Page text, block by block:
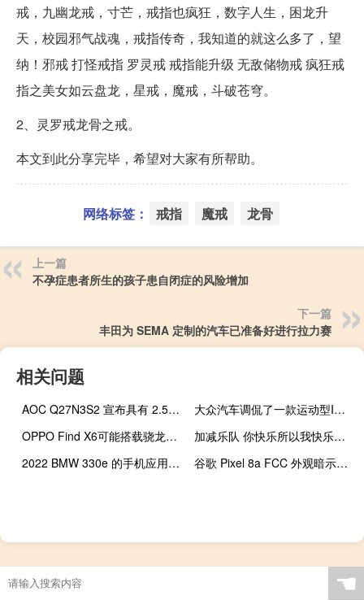
戒，九幽龙戒，寸芒，戒指也疯狂，数字人生，困龙升
天，校园邪气战魂，戒指传奇，我知道的就这么多了，望
纳！邪戒 打怪戒指 罗灵戒 戒指能升级 无敌储物戒 疯狂戒
指之美女如云盘龙，星戒，魔戒，斗破苍穹。
2、灵罗戒龙骨之戒。
本文到此分享完毕，希望对大家有所帮助。
网络标签： 戒指 魔戒 龙骨
上一篇
不孕症患者所生的孩子患自闭症的风险增加
下一篇
丰田为 SEMA 定制的汽车已准备好进行拉力赛
相关问题
AOC Q27N3S2 宣布具有 2.5K 分辨率和工厂色彩校准
大众汽车调侃了一款运动型ID巴斯GTX
OPPO Find X6可能搭载骁龙8 Plus Gen 1或者骁龙8Gen2
加减乐队 你快乐所以我快乐（加减乐队）
2022 BMW 330e 的手机应用程序运行良好
谷歌 Pixel 8a FCC 外观暗示即将推出
☚